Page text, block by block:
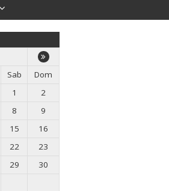
Sab
Dom
1
2
8
9
15
16
22
23
29
30